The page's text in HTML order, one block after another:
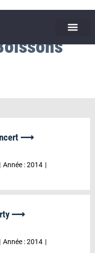
⟶
Année :2014
⟶
Année :2014